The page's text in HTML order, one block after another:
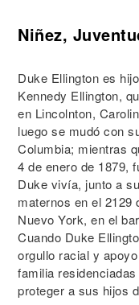
Niñez,
Duke Ellington es
Kennedy Ellington,
en Lincolnton,
luego se mudó con
Columbia; mientras
4 de enero de 1879,
Duke vivía, junto a
maternos en el 2129
Nuevo York, en el
Cuando Duke
orgullo racial y
familia
proteger a sus hijos